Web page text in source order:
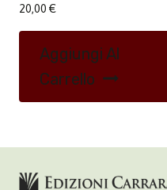
20,00 €
Aggiungi Al
Carrello